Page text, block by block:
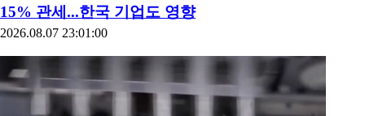
15% 관세...한국 기업도 영향
2026.08.07 23:01:00